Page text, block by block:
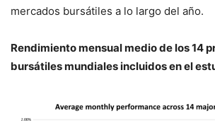
mercados bursátiles a lo largo del año.
Rendimiento mensual medio de los 14
bursátiles mundiales incluidos en el